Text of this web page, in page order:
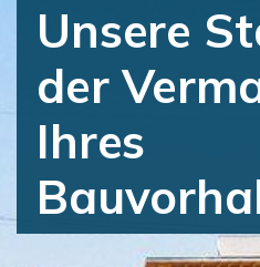
Unsere
der
Ihres